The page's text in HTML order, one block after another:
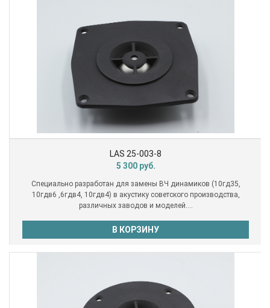
LAS 25-003-8
5 300руб.
Специально разработан для замены ВЧ динамиков (10гд35,
10гдв6 ,6гдв4, 10гдв4) в акустику советского производства,
различных заводов и моделей....
В КОРЗИНУ